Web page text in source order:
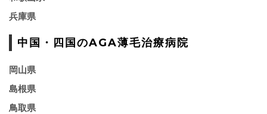
兵庫県
中国・四国のAGA薄毛治療病院
岡山県
島根県
鳥取県